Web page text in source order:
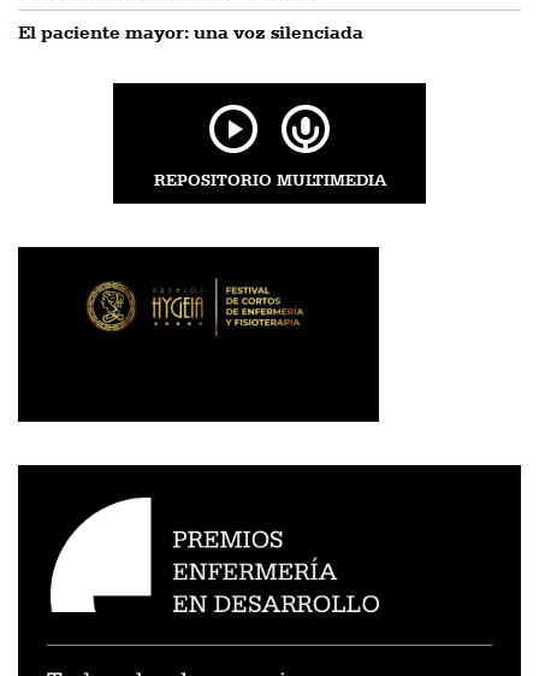
El paciente mayor: una voz silenciada
REPOSITORIO MULTIMEDIA